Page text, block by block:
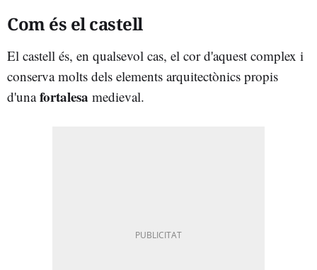
Com és el castell
El castell és, en qualsevol cas, el cor d'aquest complex i
conserva molts dels elements arquitectònics propis
d'unafortalesa medieval.